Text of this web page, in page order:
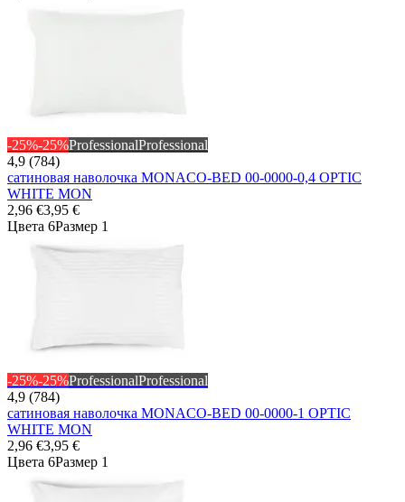
-25%-25%ProfessionalProfessional
4,9 (784)
сатиновая наволочка MONACO-BED 00-0000-0,4 OPTIC
WHITE MON
2,96 €3,95 €
Цвета 6Размер 1
-25%-25%ProfessionalProfessional
4,9 (784)
сатиновая наволочка MONACO-BED 00-0000-1 OPTIC
WHITE MON
2,96 €3,95 €
Цвета 6Размер 1